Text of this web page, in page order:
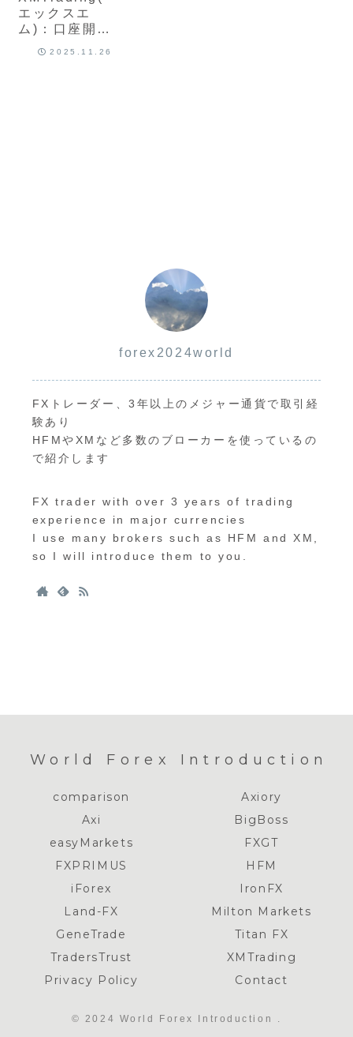
エックスエ
ム)：口座開設
2025.11.26
forex2024world
FXトレーダー、3年以上のメジャー通貨で取引経
験あり
HFMやXMなど多数のブローカーを使っているの
で紹介します
FX trader with over 3 years of trading
experience in major currencies
I use many brokers such as HFM and XM,
so I will introduce them to you.
World Forex Introduction
comparison
Axiory
Axi
BigBoss
easyMarkets
FXGT
FXPRIMUS
HFM
iForex
IronFX
Land-FX
Milton Markets
GeneTrade
Titan FX
TradersTrust
XMTrading
Privacy Policy
Contact
© 2024 World Forex Introduction .